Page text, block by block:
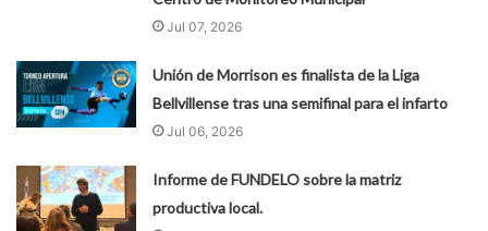
Jul 07, 2026
Unión de Morrison es finalista de la Liga
Bellvillense tras una semifinal para el infarto
Jul 06, 2026
Informe de FUNDELO sobre la matriz
productiva local.